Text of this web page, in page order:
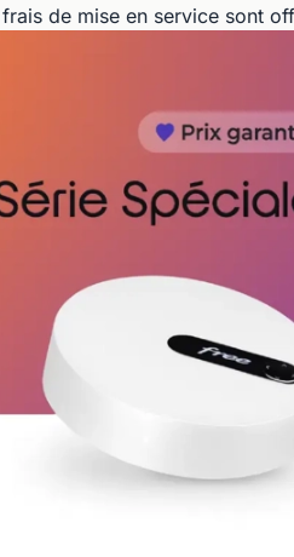
de mise en service sont